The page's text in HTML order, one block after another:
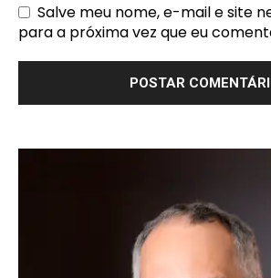
Salve meu nome, e-mail e site
para a próxima vez que eu